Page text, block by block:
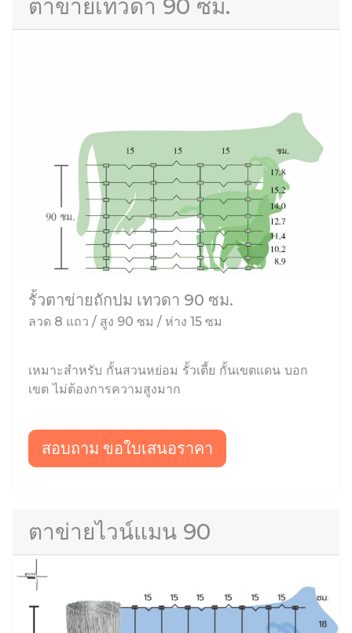
ตาข่ายเทวดา 90 ซม.
รั้วตาข่ายถักปม เทวดา 90 ซม.
ลวด 8 แถว / สูง 90 ซม / ห่าง 15 ซม
เหมาะสำหรับ กั้นสวนหย่อม รั้วเตี้ย กั้นเขตแดน บอก
เขต ไม่ต้องการความสูงมาก
สอบถาม ขอใบเสนอราคา
ตาข่ายไวน์แมน 90